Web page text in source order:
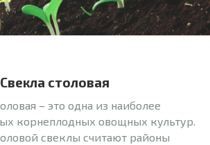
Свекла столовая
– это одна из наиболее
корнеплодных овощных культур.
свеклы считают районы